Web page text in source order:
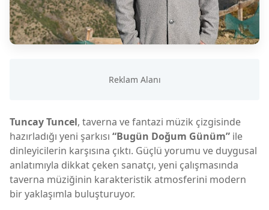
Tuncay Tuncel, taverna ve fantazi müzik çizgisinde
hazırladığı yeni şarkısı “Bugün Doğum Günüm” ile
dinleyicilerin karşısına çıktı. Güçlü yorumu ve duygusal
anlatımıyla dikkat çeken sanatçı, yeni çalışmasında
taverna müziğinin karakteristik atmosferini modern
bir yaklaşımla buluşturuyor.